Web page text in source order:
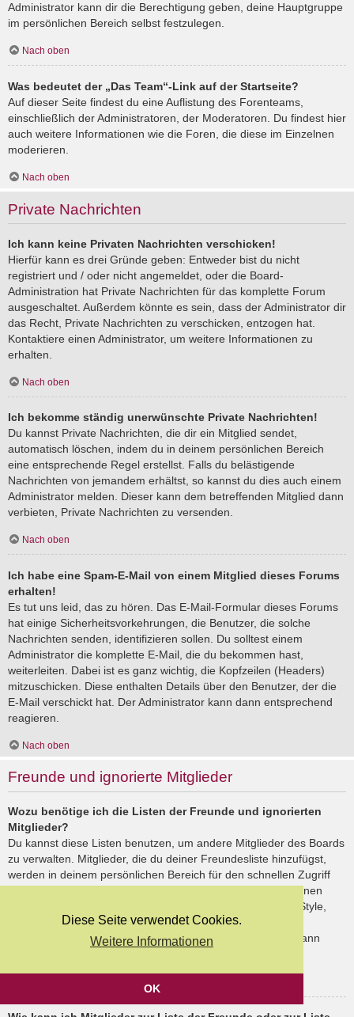
Diese Seite verwendet Cookies.
Weitere Informationen
OK
Administrator kann dir die Berechtigung geben, deine Hauptgruppe
im persönlichen Bereich selbst festzulegen.
Nach oben
Was bedeutet der „Das Team“-Link auf der Startseite?
Auf dieser Seite findest du eine Auflistung des Forenteams,
einschließlich der Administratoren, der Moderatoren. Du findest hier
auch weitere Informationen wie die Foren, die diese im Einzelnen
moderieren.
Nach oben
Private Nachrichten
Ich kann keine Privaten Nachrichten verschicken!
Hierfür kann es drei Gründe geben: Entweder bist du nicht
registriert und / oder nicht angemeldet, oder die Board-
Administration hat Private Nachrichten für das komplette Forum
ausgeschaltet. Außerdem könnte es sein, dass der Administrator dir
das Recht, Private Nachrichten zu verschicken, entzogen hat.
Kontaktiere einen Administrator, um weitere Informationen zu
erhalten.
Nach oben
Ich bekomme ständig unerwünschte Private Nachrichten!
Du kannst Private Nachrichten, die dir ein Mitglied sendet,
automatisch löschen, indem du in deinem persönlichen Bereich
eine entsprechende Regel erstellst. Falls du belästigende
Nachrichten von jemandem erhältst, so kannst du dies auch einem
Administrator melden. Dieser kann dem betreffenden Mitglied dann
verbieten, Private Nachrichten zu versenden.
Nach oben
Ich habe eine Spam-E-Mail von einem Mitglied dieses Forums
erhalten!
Es tut uns leid, das zu hören. Das E-Mail-Formular dieses Forums
hat einige Sicherheitsvorkehrungen, die Benutzer, die solche
Nachrichten senden, identifizieren sollen. Du solltest einem
Administrator die komplette E-Mail, die du bekommen hast,
weiterleiten. Dabei ist es ganz wichtig, die Kopfzeilen (Headers)
mitzuschicken. Diese enthalten Details über den Benutzer, der die
E-Mail verschickt hat. Der Administrator kann dann entsprechend
reagieren.
Nach oben
Freunde und ignorierte Mitglieder
Wozu benötige ich die Listen der Freunde und ignorierten
Mitglieder?
Du kannst diese Listen benutzen, um andere Mitglieder des Boards
zu verwalten. Mitglieder, die du deiner Freundesliste hinzufügst,
werden in deinem persönlichen Bereich für den schnellen Zugriff
aufgelistet. Du siehst dort deren Onlinestatus und kannst ihnen
schnell eine Private Nachricht senden. Abhängig von dem Style,
den du verwendest, können Beiträge deiner Freunde auch
hervorgehoben sein. Wenn du einen Benutzer ignorierst, dann